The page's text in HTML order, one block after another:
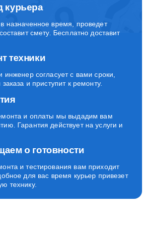
курьера
назначенное время, проведет
смету. Бесплатно доставит
техники
инженер согласует с вами сроки,
и приступит к ремонту.
и оплаты мы выдадим вам
Гарантия действует на услуги и
о готовности
и тестирования вам приходит
для вас время курьер привезет
технику.